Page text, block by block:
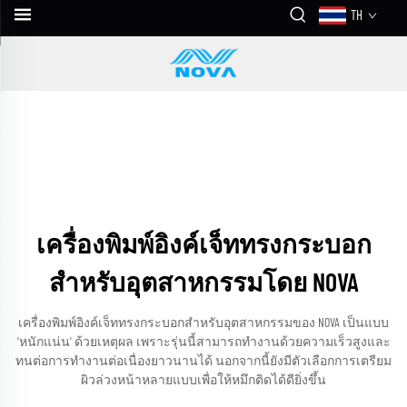
TH
เครื่องพิมพ์อิงค์เจ็ททรงกระบอก
สำหรับอุตสาหกรรมโดย NOVA
เครื่องพิมพ์อิงค์เจ็ททรงกระบอกสำหรับอุตสาหกรรมของ NOVA เป็นแบบ
'หนักแน่น' ด้วยเหตุผล เพราะรุ่นนี้สามารถทำงานด้วยความเร็วสูงและ
ทนต่อการทำงานต่อเนื่องยาวนานได้ นอกจากนี้ยังมีตัวเลือกการเตรียม
ผิวล่วงหน้าหลายแบบเพื่อให้หมึกติดได้ดียิ่งขึ้น